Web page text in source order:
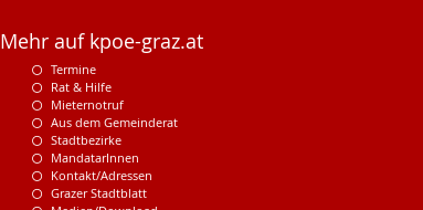
Mehr auf kpoe-graz.at
Termine
Rat & Hilfe
Mieternotruf
Aus dem Gemeinderat
Stadtbezirke
MandatarInnen
Kontakt/Adressen
Grazer Stadtblatt